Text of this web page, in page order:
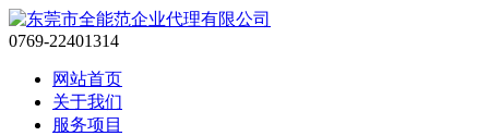
0769-22401314
网站首页
关于我们
服务项目